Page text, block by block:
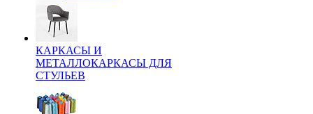
КАРКАСЫ И
МЕТАЛЛОКАРКАСЫ ДЛЯ
СТУЛЬЕВ